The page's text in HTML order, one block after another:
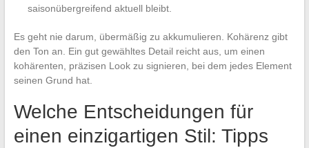
saisonübergreifend aktuell bleibt.
Es geht nie darum, übermäßig zu akkumulieren. Kohärenz gibt
den Ton an. Ein gut gewähltes Detail reicht aus, um einen
kohärenten, präzisen Look zu signieren, bei dem jedes Element
seinen Grund hat.
Welche Entscheidungen für
einen einzigartigen Stil: Tipps